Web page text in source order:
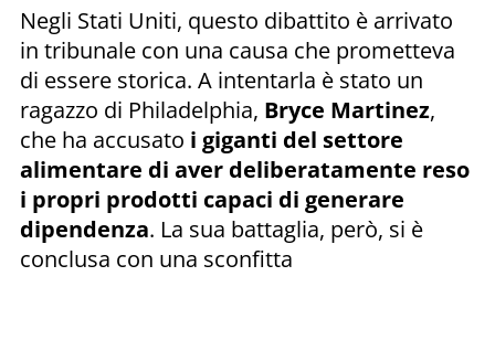
Negli Stati Uniti, questo dibattito è arrivato
in tribunale con una causa che prometteva
di essere storica. A intentarla è stato un
ragazzo di Philadelphia, Bryce Martinez,
che ha accusato i giganti del settore
alimentare di aver deliberatamente reso
i propri prodotti capaci di generare
dipendenza. La sua battaglia, però, si è
conclusa con una sconfitta